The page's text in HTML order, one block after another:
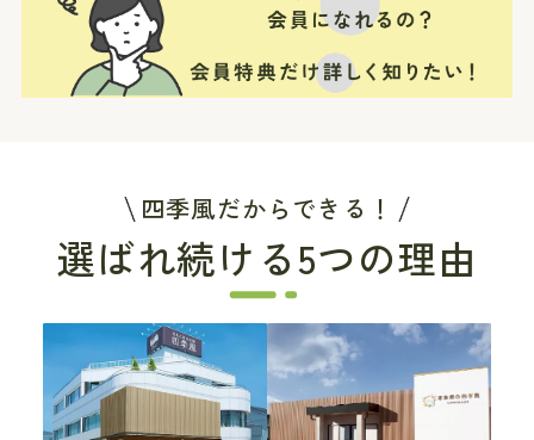
四季風だからできる！
選ばれ続ける5つの理由